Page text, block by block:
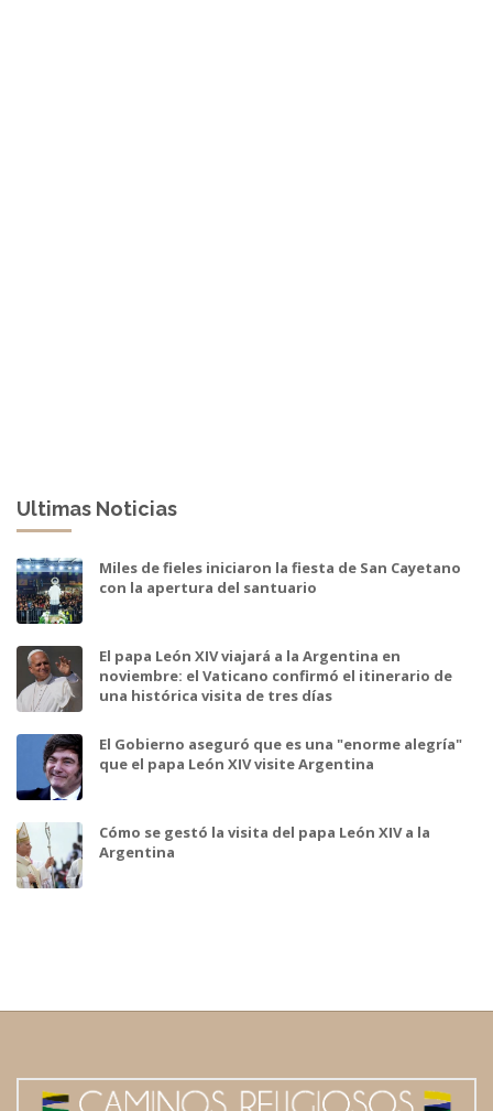
Ultimas Noticias
Miles de fieles iniciaron la fiesta de San Cayetano
con la apertura del santuario
El papa León XIV viajará a la Argentina en
noviembre: el Vaticano confirmó el itinerario de
una histórica visita de tres días
El Gobierno aseguró que es una "enorme alegría"
que el papa León XIV visite Argentina
Cómo se gestó la visita del papa León XIV a la
Argentina